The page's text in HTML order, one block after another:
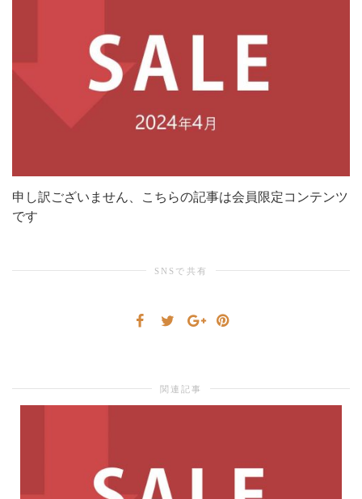
申し訳ございません、こちらの記事は会員限定コンテンツ
です
SNSで共有
関連記事